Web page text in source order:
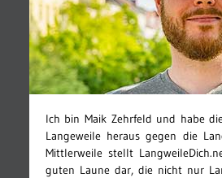
Ich bin Maik Zehrfeld und habe
Langeweile heraus gegen die
Mittlerweile stellt
guten Laune dar, die nicht nur